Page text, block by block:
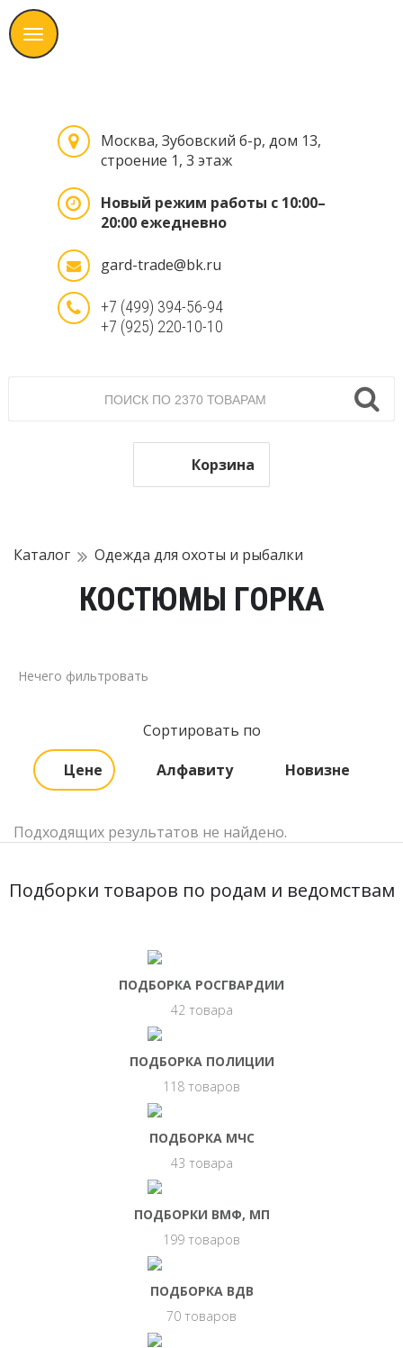
Москва, Зубовский б-р, дом 13,
строение 1, 3 этаж
Новый режим работы с 10:00–
20:00 ежедневно
gard-trade@bk.ru
+7 (499) 394-56-94
+7 (925) 220-10-10
Корзина
Каталог Одежда для охоты и рыбалки
КОСТЮМЫ ГОРКА
Нечего фильтровать
Сортировать по
Цене
Алфавиту Новизне
Подходящих результатов не найдено.
Подборки товаров по родам и ведомствам
ПОДБОРКА РОСГВАРДИИ
42 товара
ПОДБОРКА ПОЛИЦИИ
118 товаров
ПОДБОРКА МЧС
43 товара
ПОДБОРКИ ВМФ, МП
199 товаров
ПОДБОРКА ВДВ
70 товаров